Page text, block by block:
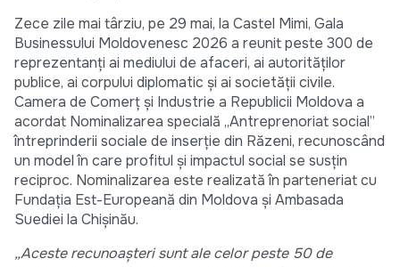
Zece zile mai târziu, pe 29 mai, la Castel Mimi, Gala
Businessului Moldovenesc 2026 a reunit peste 300 de
reprezentanți ai mediului de afaceri, ai autorităților
publice, ai corpului diplomatic și ai societății civile.
Camera de Comerț și Industrie a Republicii Moldova a
acordat Nominalizarea specială „Antreprenoriat social”
întreprinderii sociale de inserție din Răzeni, recunoscând
un model în care profitul și impactul social se susțin
reciproc. Nominalizarea este realizată în parteneriat cu
Fundația Est-Europeană din Moldova și Ambasada
Suediei la Chișinău.
„Aceste recunoașteri sunt ale celor peste 50 de